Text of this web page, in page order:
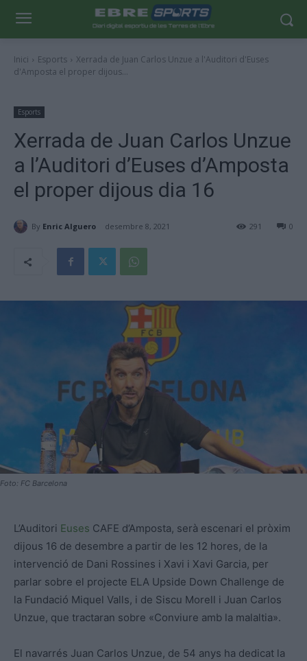
Inici Esports
Xerrada de Juan Carlos Unzue a l'Auditori d'Euses
d'Amposta el proper dijous...
Esports
Xerrada de Juan Carlos Unzue
a l’Auditori d’Euses d’Amposta
el proper dijous dia 16
By Enric Alguero desembre 8, 2021 0
291
Foto: FC Barcelona
L’Auditori Euses CAFE d’Amposta, serà escenari el pròxim
dijous 16 de desembre a partir de les 12 hores, de la
intervenció de Dani Rossines i Xavi i Xavi Garcia, per
parlar sobre el projecte ELA Upside Down Challenge de
la Fundació Miquel Valls, i de Siscu Morell i Juan Carlos
Unzue, que tractaran sobre «Conviure amb la malaltia».
El navarrés Juan Carlos Unzue, de 54 anys ha dedicat la